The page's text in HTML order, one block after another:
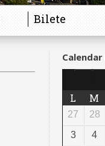
Bilete
L M
27 28
3
4